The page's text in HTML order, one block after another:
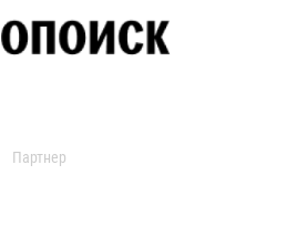
Партнер